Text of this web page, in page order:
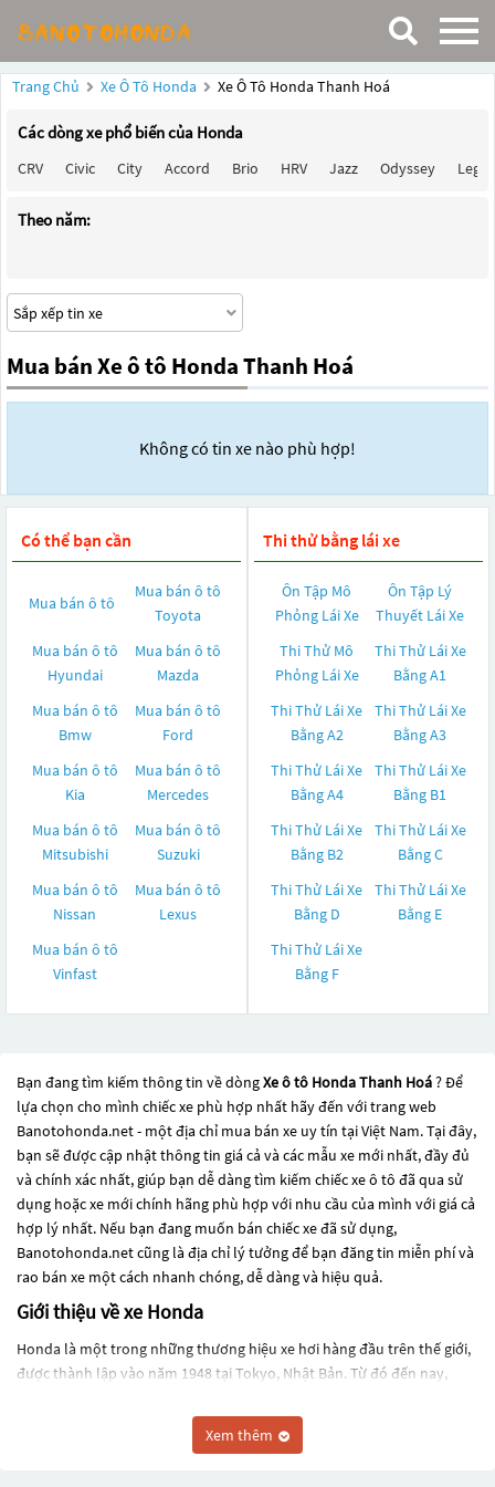
Trang Chủ Xe Ô Tô Honda Xe Ô Tô Honda Thanh Hoá
Các dòng xe phổ biến của Honda
CRV Civic City Accord Brio HRV Jazz Odyssey
Theo năm:
Mua bán Xe ô tô Honda Thanh Hoá
Không có tin xe nào phù hợp!
Có thể bạn cần
Mua bán ô tô
Mua bán ô tô
Toyota
Mua bán ô tô
Hyundai
Mua bán ô tô
Mazda
Mua bán ô tô
Bmw
Mua bán ô tô
Ford
Mua bán ô tô
Kia
Mua bán ô tô
Mercedes
Mua bán ô tô
Mitsubishi
Mua bán ô tô
Suzuki
Mua bán ô tô
Nissan
Mua bán ô tô
Lexus
Mua bán ô tô
Vinfast
Thi thử bằng lái xe
Ôn Tập Mô
Phỏng Lái Xe
Ôn Tập Lý
Thuyết Lái Xe
Thi Thử Mô
Phỏng Lái Xe
Thi Thử Lái Xe
Bằng A1
Thi Thử Lái Xe
Bằng A2
Thi Thử Lái Xe
Bằng A3
Thi Thử Lái Xe
Bằng A4
Thi Thử Lái Xe
Bằng B1
Thi Thử Lái Xe
Bằng B2
Thi Thử Lái Xe
Bằng C
Thi Thử Lái Xe
Bằng D
Thi Thử Lái Xe
Bằng E
Thi Thử Lái Xe
Bằng F
Bạn đang tìm kiếm thông tin về dòngXe ô tô Honda Thanh Hoá? Để
lựa chọn cho mình chiếc xe phù hợp nhất hãy đến với trang web
Banotohonda.net - một địa chỉ mua bán xe uy tín tại Việt Nam. Tại đây,
bạn sẽ được cập nhật thông tin giá cả và các mẫu xe mới nhất, đầy đủ
và chính xác nhất, giúp bạn dễ dàng tìm kiếm chiếc xe ô tô đã qua sử
dụng hoặc xe mới chính hãng phù hợp với nhu cầu của mình với giá cả
hợp lý nhất. Nếu bạn đang muốn bán chiếc xe đã sử dụng,
Banotohonda.net cũng là địa chỉ lý tưởng để bạn đăng tin miễn phí và
rao bán xe một cách nhanh chóng, dễ dàng và hiệu quả.
Giới thiệu về xe Honda
Honda là một trong những thương hiệu xe hơi hàng đầu trên thế giới,
được thành lập vào năm 1948 tại Tokyo, Nhật Bản. Từ đó đến nay,
nhất trên thế giới, với hoạt động kinh doanh trong nhiều lĩnh vực, bao
gồm sản xuất ô tô, xe máy, tàu thủy và các thiết bị công nghệ.
Xem thêm